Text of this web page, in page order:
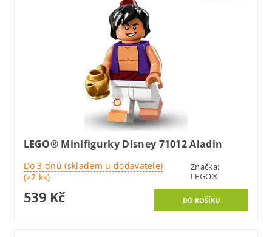
LEGO® Minifigurky Disney 71012 Aladin
Do 3 dnů (skladem u dodavatele)
(>2 ks)
Značka:
LEGO®
539 Kč